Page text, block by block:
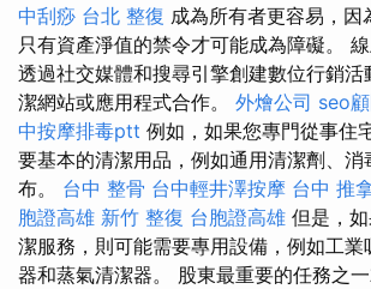
中刮痧 台北 整復 成為所有者更容易，因
只有資產淨值的禁令才可能成為障礙。
透過社交媒體和搜尋引擎創建數位行銷
潔網站或應用程式合作。 外燴公司 seo
中按摩排毒ptt 例如，如果您專門從事住
要基本的清潔用品，例如通用清潔劑、消
布。 台中 整骨 台中輕井澤按摩 台中 推
胞證高雄 新竹 整復 台胞證高雄 但是，
潔服務，則可能需要專用設備，例如工
器和蒸氣清潔器。 股東最重要的任務之